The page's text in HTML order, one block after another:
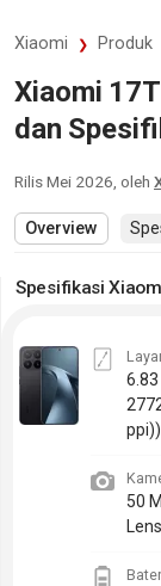
Xiaomi Produk
Xiaomi
dan
RilisMei 2026 , oleh
Overview
Spesifikasi
ppi))
50